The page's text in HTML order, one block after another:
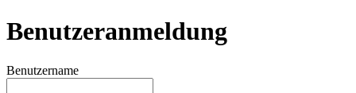
Benutzeranmeldung
Benutzername